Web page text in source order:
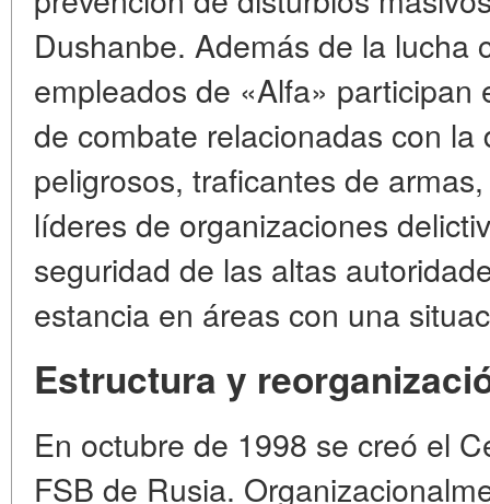
Dushanbe. Además de la lucha
empleados de «Alfa» participan
de combate relacionadas con
peligrosos, traficantes de
líderes de organizaciones
seguridad de las altas
estancia en áreas con una
Estructura y
En octubre de 1998 se creó el
FSB de Rusia.